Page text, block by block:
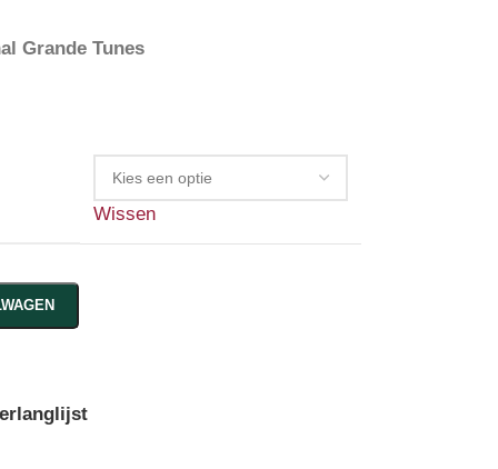
Grande Tunes
Wissen